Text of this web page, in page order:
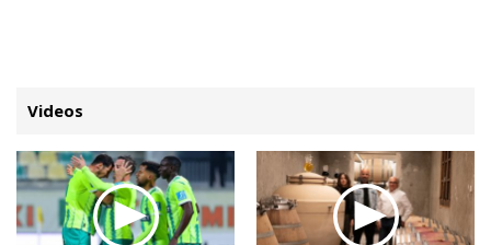
ΚΑΤΗΓΟΡΙΕΣ ΣΥΝΔΕΣΗ
Κύπρος
Απόψεις
Videos